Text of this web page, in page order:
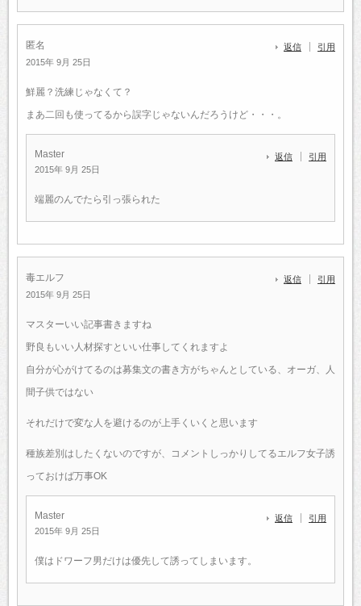
匿名
2015年 9月 25日
返信 引用
鮮麗？洗練じゃなくて？
まあ二回も使ってるから誤字じゃないんだろうけど・・・。
Master
2015年 9月 25日
返信 引用
端麗のんでたら引っ張られた
毒エルフ
2015年 9月 25日
返信 引用
マスターいい記事書きますね
野良もいい人材探すといい仕事してくれますよ
自分が心がけてるのは募集文の書き方がちゃんとしている、オーガ、人
間子供ではない
それだけで変な人を避けるのが上手くいくと思います
種族差別はしたくないのですが、コメントしっかりしてるエルフ女子誘
っておけば万事OK
Master
2015年 9月 25日
返信 引用
僕はドワーフ男だけは優先して誘ってしまいます。